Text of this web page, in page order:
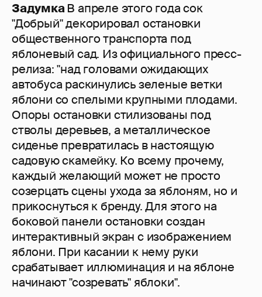
ЗадумкаВ апреле этого года сок
"Добрый" декорировал остановки
общественного транспорта под
яблоневый сад. Из официального пресс-
релиза: "над головами ожидающих
автобуса раскинулись зеленые ветки
яблони со спелыми крупными плодами.
Опоры остановки стилизованы под
стволы деревьев, а металлическое
сиденье превратилась в настоящую
садовую скамейку. Ко всему прочему,
каждый желающий может не просто
созерцать сцены ухода за яблоням, но и
прикоснуться к бренду. Для этого на
боковой панели остановки создан
интерактивный экран с изображением
яблони. При касании к нему руки
срабатывает иллюминация и на яблоне
начинают "созревать" яблоки".